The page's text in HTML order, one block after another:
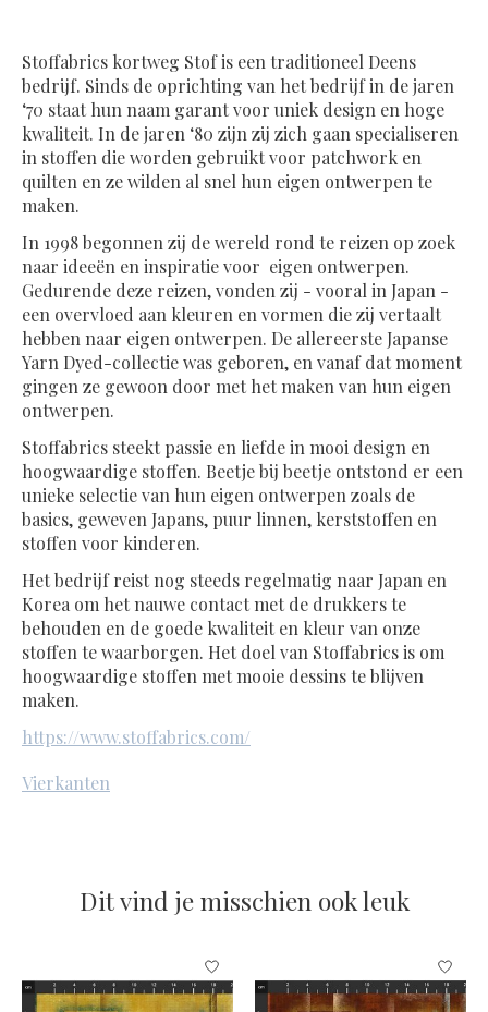
Stoffabrics kortweg Stof is een traditioneel Deens
bedrijf. Sinds de oprichting van het bedrijf in de jaren
‘70 staat hun naam garant voor uniek design en hoge
kwaliteit. In de jaren ‘80 zijn zij zich gaan specialiseren
in stoffen die worden gebruikt voor patchwork en
quilten en ze wilden al snel hun eigen ontwerpen te
maken.
In 1998 begonnen zij de wereld rond te reizen op zoek
naar ideeën en inspiratie voor eigen ontwerpen.
Gedurende deze reizen, vonden zij - vooral in Japan -
een overvloed aan kleuren en vormen die zij vertaalt
hebben naar eigen ontwerpen. De allereerste Japanse
Yarn Dyed-collectie was geboren, en vanaf dat moment
gingen ze gewoon door met het maken van hun eigen
ontwerpen.
Stoffabrics steekt passie en liefde in mooi design en
hoogwaardige stoffen. Beetje bij beetje ontstond er een
unieke selectie van hun eigen ontwerpen zoals de
basics, geweven Japans, puur linnen, kerststoffen en
stoffen voor kinderen.
Het bedrijf reist nog steeds regelmatig naar Japan en
Korea om het nauwe contact met de drukkers te
behouden en de goede kwaliteit en kleur van onze
stoffen te waarborgen. Het doel van Stoffabrics is om
hoogwaardige stoffen met mooie dessins te blijven
maken.
https://www.stoffabrics.com/
Vierkanten
Dit vind je misschien ook leuk
Items van productcarrousel